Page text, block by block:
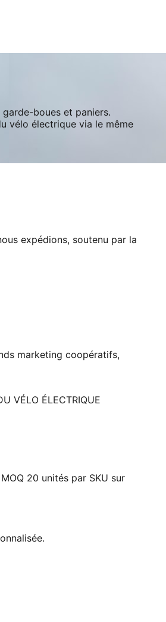
boues et paniers.
vélo électrique via le même
expédions, soutenu par la
marketing coopératifs,
VÉLO ÉLECTRIQUE
20 unités par SKU sur